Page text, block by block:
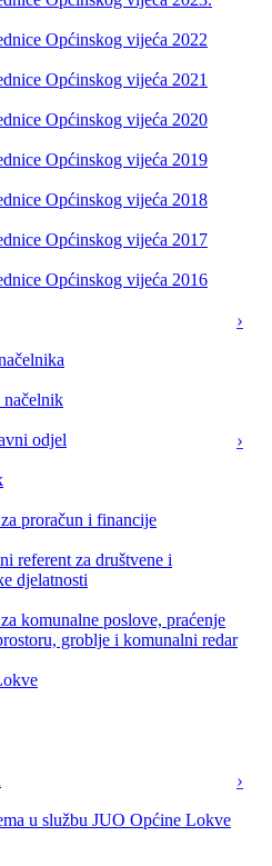
Općinskog vijeća 2022
Općinskog vijeća 2021
Općinskog vijeća 2020
Općinskog vijeća 2019
Općinskog vijeća 2018
Općinskog vijeća 2017
Općinskog vijeća 2016
odjel
proračun i financije
referent za društvene i
djelatnosti
komunalne poslove, praćenje
groblje i komunalni redar
u službu JUO Općine Lokve